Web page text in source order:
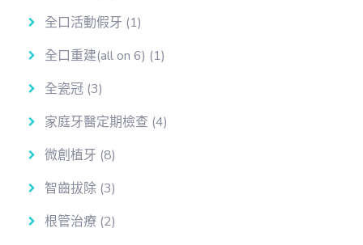
全口活動假牙 (1)
全口重建(all on 6) (1)
全瓷冠 (3)
家庭牙醫定期檢查 (4)
微創植牙 (8)
智齒拔除 (3)
根管治療 (2)